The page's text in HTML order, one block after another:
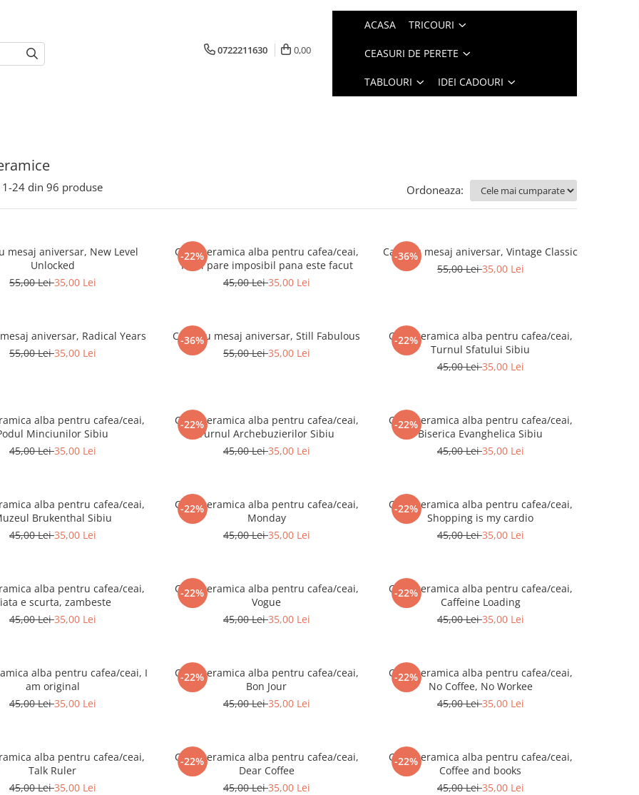
0722211630 0,00
ACASA TRICOURI
CEASURI DE PERETE
TABLOURI IDEI CADOURI
1-24 din 96 produse Ordoneaza:
mesaj aniversar, New Level
Unlocked
55,00 Lei35,00 Lei
-22%
Cana ceramica alba pentru cafea/ceai,
Totul pare imposibil pana este facut
45,00 Lei35,00 Lei
-36%
Cana cu mesaj aniversar, Vintage Classic
55,00 Lei35,00 Lei
aniversar, Radical Years
55,00 Lei35,00 Lei
-36%
Cana cu mesaj aniversar, Still Fabulous
55,00 Lei35,00 Lei
-22%
Cana ceramica alba pentru cafea/ceai,
Turnul Sfatului Sibiu
45,00 Lei35,00 Lei
alba pentru cafea/ceai,
Minciunilor Sibiu
45,00 Lei35,00 Lei
-22%
Cana ceramica alba pentru cafea/ceai,
Turnul Archebuzierilor Sibiu
45,00 Lei35,00 Lei
-22%
Cana ceramica alba pentru cafea/ceai,
Biserica Evanghelica Sibiu
45,00 Lei35,00 Lei
alba pentru cafea/ceai,
Brukenthal Sibiu
45,00 Lei35,00 Lei
-22%
Cana ceramica alba pentru cafea/ceai,
Monday
45,00 Lei35,00 Lei
-22%
Cana ceramica alba pentru cafea/ceai,
Shopping is my cardio
45,00 Lei35,00 Lei
alba pentru cafea/ceai,
e scurta, zambeste
45,00 Lei35,00 Lei
-22%
Cana ceramica alba pentru cafea/ceai,
Vogue
45,00 Lei35,00 Lei
-22%
Cana ceramica alba pentru cafea/ceai,
Caffeine Loading
45,00 Lei35,00 Lei
alba pentru cafea/ceai, I
am original
45,00 Lei35,00 Lei
-22%
Cana ceramica alba pentru cafea/ceai,
Bon Jour
45,00 Lei35,00 Lei
-22%
Cana ceramica alba pentru cafea/ceai,
No Coffee, No Workee
45,00 Lei35,00 Lei
alba pentru cafea/ceai,
Talk Ruler
45,00 Lei35,00 Lei
-22%
Cana ceramica alba pentru cafea/ceai,
Dear Coffee
45,00 Lei35,00 Lei
-22%
Cana ceramica alba pentru cafea/ceai,
Coffee and books
45,00 Lei35,00 Lei